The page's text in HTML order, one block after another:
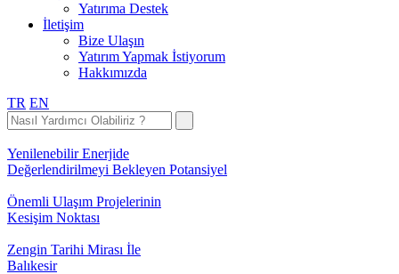
Yatırıma Destek
İletişim
Bize Ulaşın
Yatırım Yapmak İstiyorum
Hakkımızda
TR EN
Yenilenebilir Enerjide
Değerlendirilmeyi Bekleyen Potansiyel
Önemli Ulaşım Projelerinin
Kesişim Noktası
Zengin Tarihi Mirası İle
Balıkesir